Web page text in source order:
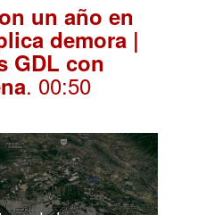
un año en
demora |
GDL con
. 00:50